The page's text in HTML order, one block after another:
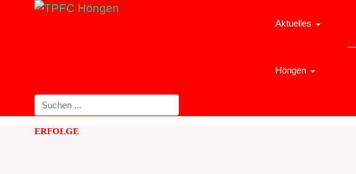
Aktuelles
Höngen
ERFOLGE